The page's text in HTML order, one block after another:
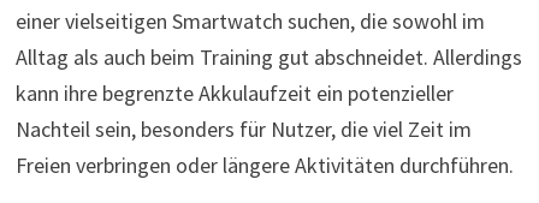
einer vielseitigen Smartwatch suchen, die sowohl im
Alltag als auch beim Training gut abschneidet. Allerdings
kann ihre begrenzte Akkulaufzeit ein potenzieller
Nachteil sein, besonders für Nutzer, die viel Zeit im
Freien verbringen oder längere Aktivitäten durchführen.